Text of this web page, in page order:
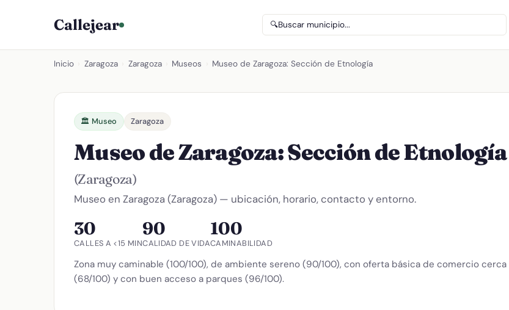
Callejear 🔍Buscar municipio...
Inicio Zaragoza Zaragoza Museos Museo de Zaragoza: Sección de Etnología
🏛️ Museo Zaragoza
Museo de Zaragoza: Sección de Etnología
(Zaragoza)
Museo en Zaragoza (Zaragoza) — ubicación, horario, contacto y entorno.
30
CALLES A <15 MIN
90
CALIDAD DE VIDA
100
CAMINABILIDAD
Zona muy caminable (100/100), de ambiente sereno (90/100), con oferta básica de comercio cerca
(68/100) y con buen acceso a parques (96/100).